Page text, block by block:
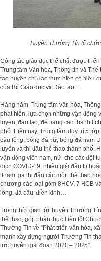
Huyện Thường Tín tổ
Công tác giáo dục thể chất được
Trung tâm Văn hóa, Thông tin và
tạo huyện chỉ đạo thực hiện có hiệu
của Bộ Giáo dục và Đào tạo…
Hàng năm, Trung tâm văn hóa,
phát hiện, lựa chọn những vận động
luyện, đào tạo, để nâng cao thành
phố. Hiện nay, Trung tâm duy trì 5
cầu lông, bóng đá nữ, bóng đá nam
luyện và thi đấu thể thao thành phố.
vận động viên nam, nữ cho các đội
dịch COVID-19, nhiều giải đấu bị
tham gia thi đấu các môn thể thao
chương các loại gồm 8HCV, 7 HCB
lông, đá cầu, điền kinh…
Trong thời gian tới, huyện Thường
thể thao, góp phần thực hiện tốt
Thường Tín về “Phát triển văn hóa,
mạnh xây dựng người Thường Tín
lực huyện giai đoạn 2020 – 2025”.